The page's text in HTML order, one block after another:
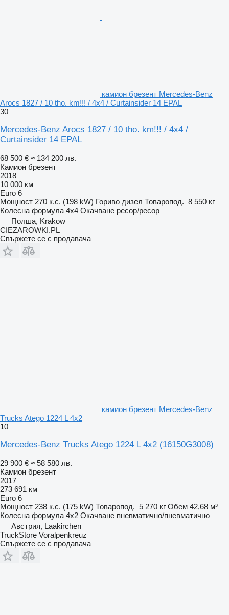
камион брезент Mercedes-Benz
Arocs 1827 / 10 tho. km!!! / 4x4 / Curtainsider 14 EPAL
30
Mercedes-Benz Arocs 1827 / 10 tho. km!!! / 4x4 /
Curtainsider 14 EPAL
68 500 € ≈ 134 200 лв.
Камион брезент
2018
10 000 км
Euro 6
Мощност 270 к.с. (198 kW) Гориво дизел Товаропод. 8 550 кг
Колесна формула 4x4 Окачване ресор/ресор
Полша, Krakow
CIEZAROWKI.PL
Свържете се с продавача
камион брезент Mercedes-Benz
Trucks Atego 1224 L 4x2
10
Mercedes-Benz Trucks Atego 1224 L 4x2 (16150G3008)
29 900 € ≈ 58 580 лв.
Камион брезент
2017
273 691 км
Euro 6
Мощност 238 к.с. (175 kW) Товаропод. 5 270 кг Обем 42,68 м³
Колесна формула 4x2 Окачване пневматично/пневматично
Австрия, Laakirchen
TruckStore Voralpenkreuz
Свържете се с продавача